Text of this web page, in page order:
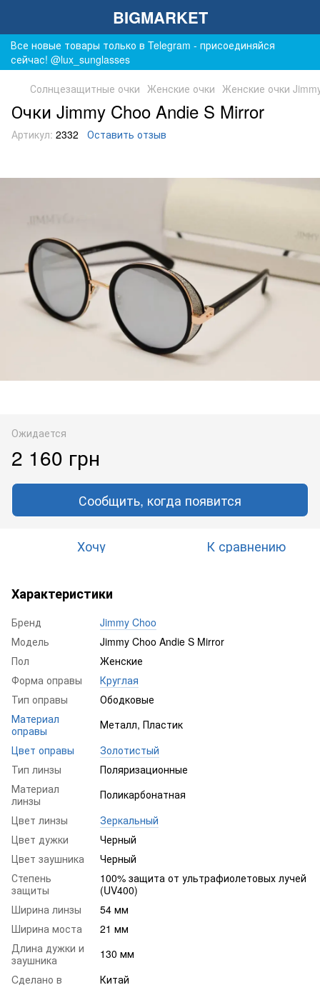
BIGMARKET
Все новые товары только в Telegram - присоединяйся
сейчас! @lux_sunglasses
Солнцезащитные очки Женские очки Женские очки
Очки Jimmy Choo Andie S Mirror
Артикул: 2332 Оставить отзыв
Ожидается
2 160 грн
Сообщить, когда появится
Хочу К сравнению
Характеристики
Бренд
Jimmy Choo
Модель
Jimmy Choo Andie S Mirror
Пол
Женские
Форма оправы
Круглая
Тип оправы
Ободковые
Материал
оправы
Металл, Пластик
Цвет оправы
Золотистый
Тип линзы
Поляризационные
Материал
линзы
Поликарбонатная
Цвет линзы
Зеркальный
Цвет дужки
Черный
Цвет заушника
Черный
Степень
защиты
100% защита от ультрафиолетовых лучей
(UV400)
Ширина линзы
54 мм
Ширина моста
21 мм
Длина дужки и
заушника
130 мм
Cделано в
Китай